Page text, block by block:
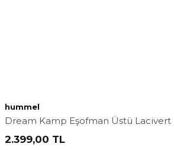
hummel
Dream Kamp Eşofman Üstü Lacivert
2.399,00 TL